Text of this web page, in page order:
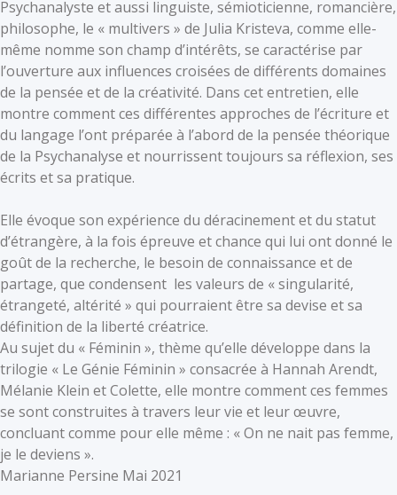
Psychanalyste et aussi linguiste, sémioticienne, romancière,
philosophe, le « multivers » de Julia Kristeva, comme elle-
même nomme son champ d’intérêts, se caractérise par
l’ouverture aux influences croisées de différents domaines
de la pensée et de la créativité. Dans cet entretien, elle
montre comment ces différentes approches de l’écriture et
du langage l’ont préparée à l’abord de la pensée théorique
de la Psychanalyse et nourrissent toujours sa réflexion, ses
écrits et sa pratique.
Elle évoque son expérience du déracinement et du statut
d’étrangère, à la fois épreuve et chance qui lui ont donné le
goût de la recherche, le besoin de connaissance et de
partage, que condensent les valeurs de « singularité,
étrangeté, altérité » qui pourraient être sa devise et sa
définition de la liberté créatrice.
Au sujet du « Féminin », thème qu’elle développe dans la
trilogie « Le Génie Féminin » consacrée à Hannah Arendt,
Mélanie Klein et Colette, elle montre comment ces femmes
se sont construites à travers leur vie et leur œuvre,
concluant comme pour elle même : « On ne nait pas femme,
je le deviens ».
Marianne Persine Mai 2021